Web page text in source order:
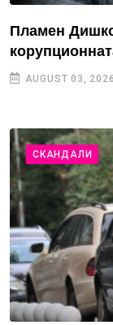
Пламен
AUGUST 03, 2026
СКАНДАЛИ